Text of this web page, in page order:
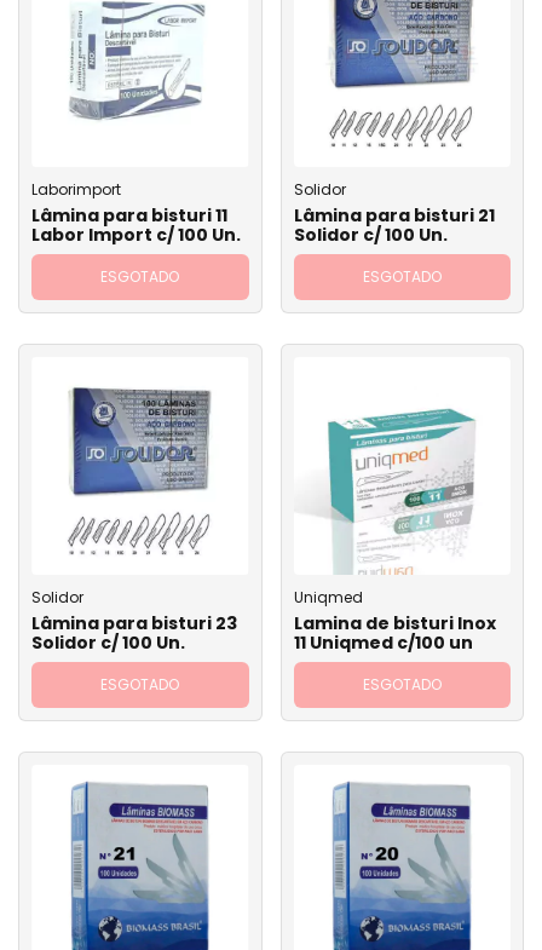
Laborimport
Lâmina para bisturi 11
Labor Import c/ 100 Un.
ESGOTADO
Solidor
Lâmina para bisturi 21
Solidor c/ 100 Un.
ESGOTADO
Solidor
Lâmina para bisturi 23
Solidor c/ 100 Un.
ESGOTADO
Uniqmed
Lamina de bisturi Inox
11 Uniqmed c/100 un
ESGOTADO